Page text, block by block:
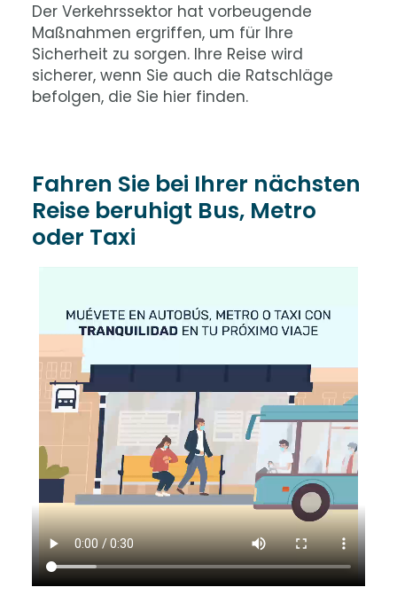
Der Verkehrssektor hat vorbeugende
Maßnahmen ergriffen, um für Ihre
Sicherheit zu sorgen. Ihre Reise wird
sicherer, wenn Sie auch die Ratschläge
befolgen, die Sie hier finden.
Fahren Sie bei Ihrer nächsten
Reise beruhigt Bus, Metro
oder Taxi